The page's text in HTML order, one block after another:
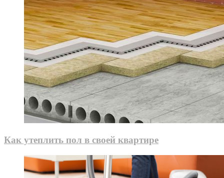
Как утеплить пол в своей квартире